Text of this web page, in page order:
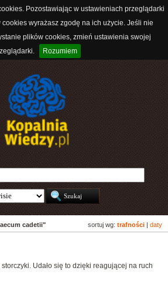
Pozostawiając w ustawieniach przeglądarki
cookies wyrażasz zgodę na ich użycie. Jeśli nie
plików cookies, zmień ustawienia swojej
Rozumiem
sortuj wg: trafności daty
cadetii"
Udało się to dzięki reagującej na ruch